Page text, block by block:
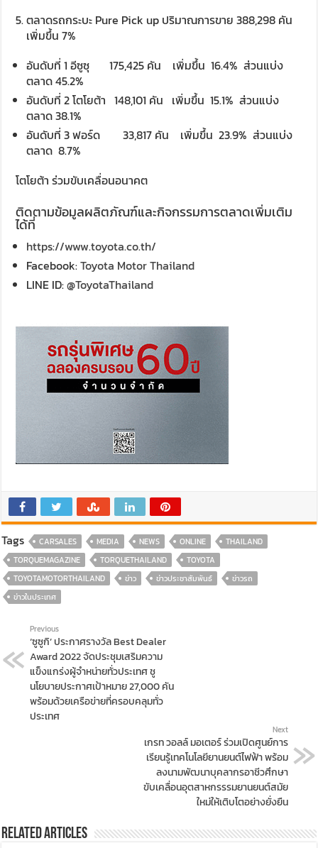
ตลาดรถกระบะ Pure Pick up ปริมาณการขาย 388,298 คัน
เพิ่มขึ้น 7%
อันดับที่ 1 อีซูซุ 175,425 คัน เพิ่มขึ้น 16.4% ส่วนแบ่ง
ตลาด 45.2%
อันดับที่ 2 โตโยต้า 148,101 คัน เพิ่มขึ้น 15.1% ส่วนแบ่ง
ตลาด 38.1%
อันดับที่ 3 ฟอร์ด 33,817 คัน เพิ่มขึ้น 23.9% ส่วนแบ่ง
ตลาด 8.7%
โตโยต้า ร่วมขับเคลื่อนอนาคต
ติดตามข้อมูลผลิตภัณฑ์และกิจกรรมการตลาดเพิ่มเติม
ได้ที่
https://www.toyota.co.th/
Facebook:Toyota Motor Thailand
LINE ID:@ToyotaThailand
Tags CARSALES MEDIA NEWS ONLINE
THAILAND
TORQUEMAGAZINE
TORQUETHAILAND
TOYOTA
TOYOTAMOTORTHAILAND
ข่าว ข่าวประชาสัมพันธ์
ข่าวรถ
ข่าวในประเทศ
Previous
‘ซูซูกิ’ ประกาศรางวัล Best Dealer
Award 2022 จัดประชุมเสริมความ
แข็งแกร่งผู้จำหน่ายทั่วประเทศ ชู
นโยบายประกาศเป้าหมาย 27,000 คัน
พร้อมด้วยเครือข่ายที่ครอบคลุมทั่ว
ประเทศ
Next
เกรท วอลล์ มอเตอร์ ร่วมเปิดศูนย์การ
เรียนรู้เทคโนโลยียานยนต์ไฟฟ้า พร้อม
ลงนามพัฒนาบุคลากรอาชีวศึกษา
ขับเคลื่อนอุตสาหกรรรมยานยนต์สมัย
ใหม่ให้เติบโตอย่างยั่งยืน
Related Articles